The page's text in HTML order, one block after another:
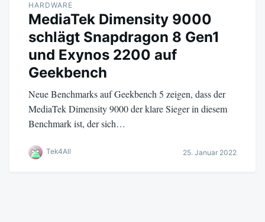
HARDWARE
MediaTek Dimensity 9000
schlägt Snapdragon 8 Gen1
und Exynos 2200 auf
Geekbench
Neue Benchmarks auf Geekbench 5 zeigen, dass der
MediaTek Dimensity 9000 der klare Sieger in diesem
Benchmark ist, der sich…
Tek4All 25. Januar 2022